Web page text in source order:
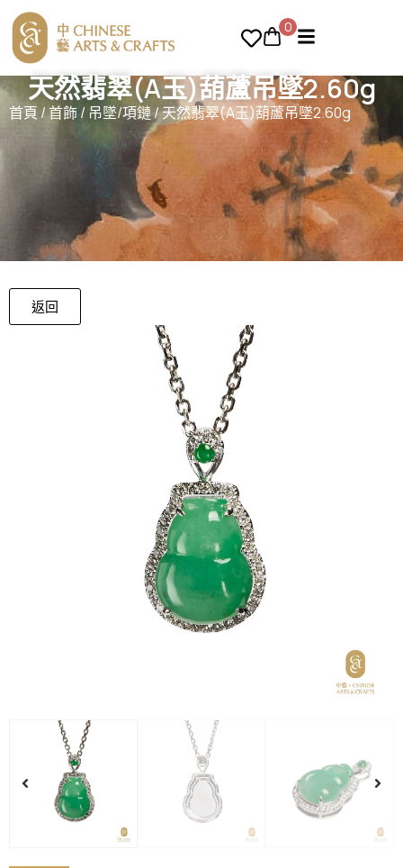
0
天然翡翠(A玉)葫蘆吊墜2.60g
首頁 /首飾/ 吊墜/項鏈/ 天然翡翠(A玉)葫蘆吊墜2.60g
返回